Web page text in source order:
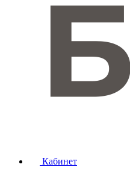
Кабинет